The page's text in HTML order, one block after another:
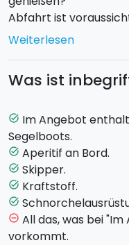
Abfahrt ist
Arenella in Palermo in
Palermos. Der
Wasser undleckeren
Küche.
Max 8 Gäste an Bord.
Abfahrt: 19:30 Uhr
Rückfahrt: 21:30 Uhr.
Weiterlesen
Was ist
task_alt Im Angebot
Segelboots.
task_alt Aperitif an Bord.
task_alt Skipper.
task_alt Kraftstoff.
task_alt
remove_circle_outline All das, was bei
vorkommt.